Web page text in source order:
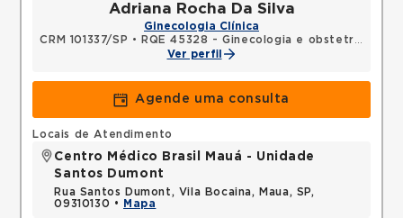
Adriana Rocha Da Silva
Ginecologia Clínica
CRM 101337/SP •
RQE 45328 - Ginecologia e obstetrícia
Ver perfil
Agende uma consulta
Locais de Atendimento
Centro Médico Brasil Mauá - Unidade
Santos Dumont
Rua Santos Dumont, Vila Bocaina, Maua, SP,
09310130 •
Mapa